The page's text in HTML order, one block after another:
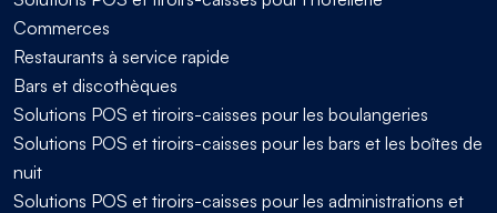
Commerces
Restaurants à service rapide
Bars et discothèques
Solutions POS et tiroirs-caisses pour les boulangeries
Solutions POS et tiroirs-caisses pour les bars et les boîtes de
nuit
Solutions POS et tiroirs-caisses pour les administrations et